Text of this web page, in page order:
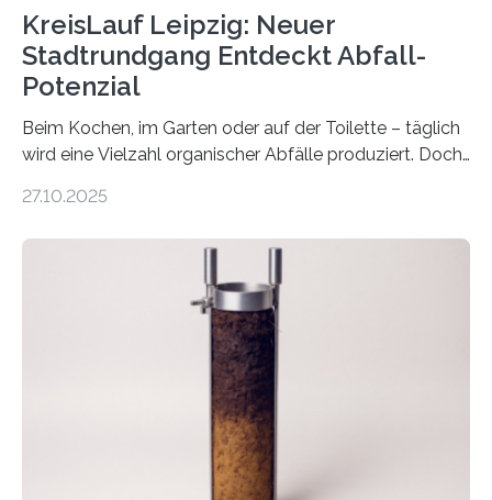
KreisLauf Leipzig: Neuer
Stadtrundgang Entdeckt Abfall-
Potenzial
Beim Kochen, im Garten oder auf der Toilette – täglich
wird eine Vielzahl organischer Abfälle produziert. Doch
Potenzial nur dann entfalten können, wenn sie in
Veränderung der Wirtschaft wichtig ist, zeigt der vom
Deutschen Biomasseforschungszentrum und der
Stadtreinigung Leipzig konzipierte und am 24. Oktober
2025 offiziell eingeweihte Stadtrundgang „KreisLauf“. Er
ist ab sofort im Leipziger Stadtgebiet…
27.10.2025